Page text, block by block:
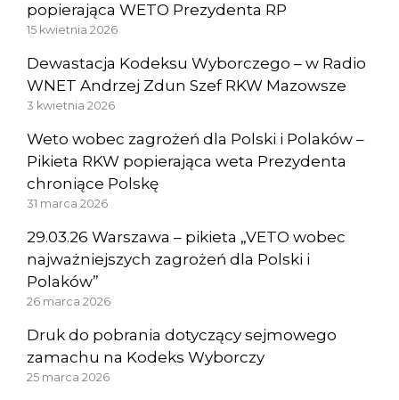
popierająca WETO Prezydenta RP
15 kwietnia 2026
Dewastacja Kodeksu Wyborczego – w Radio
WNET Andrzej Zdun Szef RKW Mazowsze
3 kwietnia 2026
Weto wobec zagrożeń dla Polski i Polaków –
Pikieta RKW popierająca weta Prezydenta
chroniące Polskę
31 marca 2026
29.03.26 Warszawa – pikieta „VETO wobec
najważniejszych zagrożeń dla Polski i
Polaków”
26 marca 2026
Druk do pobrania dotyczący sejmowego
zamachu na Kodeks Wyborczy
25 marca 2026